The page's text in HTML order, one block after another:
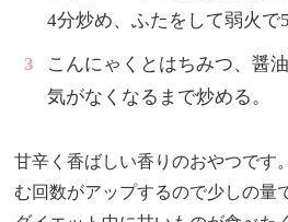
4分炒め、ふたをして弱火で
こんにゃくとはちみつ、醤
気がなくなるまで炒める。
甘辛く香ばしい香りのおやつです
む回数がアップするので少しの